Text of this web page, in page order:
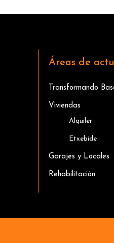
Áreas de
Transformando
Viviendas
Alquiler
Etxebide
Garajes y Locales
Rehabilitación